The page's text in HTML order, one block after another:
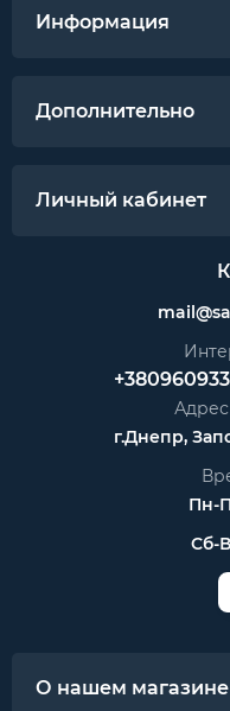
Информация
Дополнительно
Личный кабинет
г.Днепр,
Пн-
Сб-
О нашем магазине